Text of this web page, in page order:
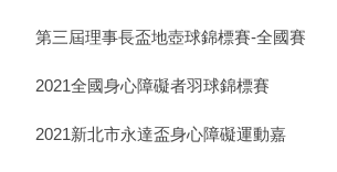
第三屆理事長盃地壺球錦標賽-全國賽
2021全國身心障礙者羽球錦標賽
2021新北市永達盃身心障礙運動嘉